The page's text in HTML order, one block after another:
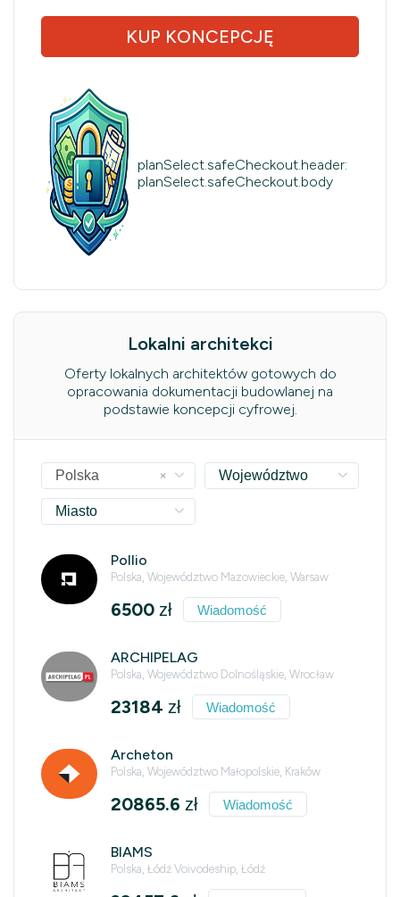
KUP KONCEPCJĘ
planSelect.safeCheckout.header:
planSelect.safeCheckout.body
Lokalni architekci
Oferty lokalnych architektów gotowych do
opracowania dokumentacji budowlanej na
podstawie koncepcji cyfrowej.
×
Polska Województwo
Miasto
Pollio
Polska, Województwo Mazowieckie, Warsaw
6500 zł Wiadomość
ARCHIPELAG
Polska, Województwo Dolnośląskie, Wrocław
23184 zł Wiadomość
Archeton
Polska, Województwo Małopolskie, Kraków
20865.6 zł Wiadomość
BIAMS
Polska, Łódź Voivodeship, Łódź